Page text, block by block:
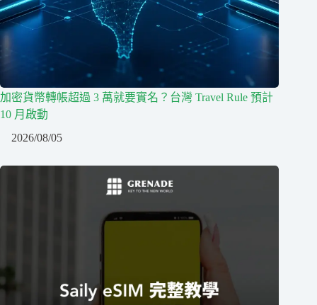
加密貨幣轉帳超過 3 萬就要實名？台灣 Travel Rule 預計
10 月啟動
2026/08/05